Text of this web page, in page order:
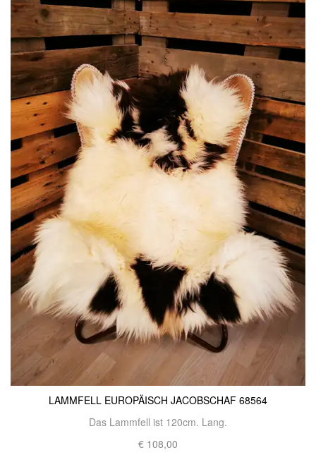
LAMMFELL EUROPÄISCH JACOBSCHAF 68564
Das Lammfell ist 120cm. Lang.
€ 108,00